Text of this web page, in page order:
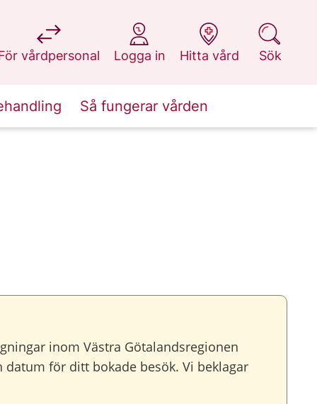
vårdpersonal
på 1177.se
Logga in
på 1177.se
Hitta vård
på 1177.se
Sök
på 1177.se
Så fungerar vården
inom Västra Götalandsregionen
för ditt bokade besök. Vi beklagar